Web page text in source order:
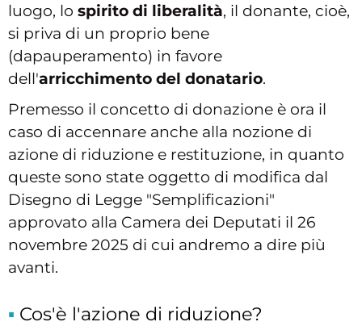
luogo, lo spirito di liberalità, il donante, cioè,
si priva di un proprio bene
(dapauperamento) in favore
dell'arricchimento del donatario.
Premesso il concetto di donazione è ora il
caso di accennare anche alla nozione di
azione di riduzione e restituzione, in quanto
queste sono state oggetto di modifica dal
Disegno di Legge "Semplificazioni"
approvato alla Camera dei Deputati il 26
novembre 2025 di cui andremo a dire più
avanti.
Cos'è l'azione di riduzione?